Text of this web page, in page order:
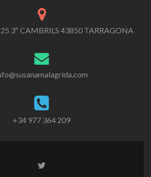
3º CAMBRILS 43850 TARRAGONA
+34 977 364 209